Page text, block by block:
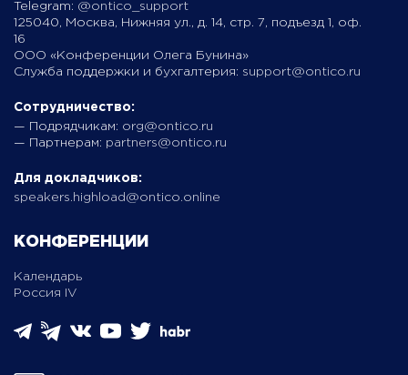
Telegram: @ontico_support
125040, Москва, Нижняя ул., д. 14, стр. 7, подъезд 1, оф.
16
ООО «Конференции Олега Бунина»
Служба поддержки и бухгалтерия: support@ontico.ru
Сотрудничество:
— Подрядчикам: org@ontico.ru
— Партнерам: partners@ontico.ru
Для докладчиков:
speakers.highload@ontico.online
КОНФЕРЕНЦИИ
Календарь
Россия IV